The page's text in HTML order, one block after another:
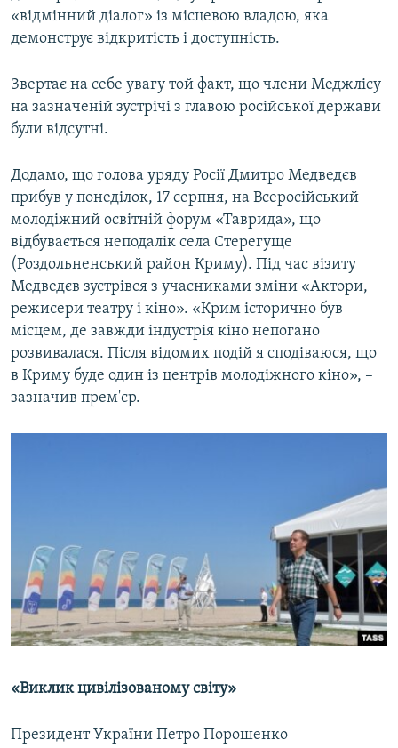
«відмінний діалог» із місцевою владою, яка
демонструє відкритість і доступність.
Звертає на себе увагу той факт, що члени Меджлісу
на зазначеній зустрічі з главою російської держави
були відсутні.
Додамо, що голова уряду Росії Дмитро Медведєв
прибув у понеділок, 17 серпня, на Всеросійський
молодіжний освітній форум «Таврида», що
відбувається неподалік села Стерегуще
(Роздольненський район Криму). Під час візиту
Медведєв зустрівся з учасниками зміни «Актори,
режисери театру і кіно». «Крим історично був
місцем, де завжди індустрія кіно непогано
розвивалася. Після відомих подій я сподіваюся, що
в Криму буде один із центрів молодіжного кіно», –
зазначив прем'єр.
«Виклик цивілізованому світу»
Президент України Петро Порошенко